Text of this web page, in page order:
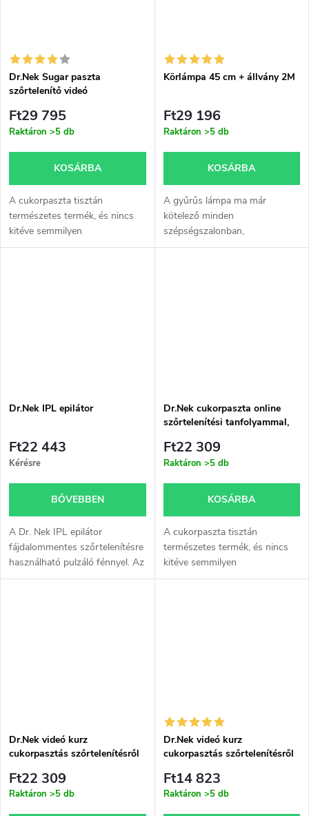
Dr.Nek Sugar paszta
szőrtelenítő videó
forgatókönyvekkel és
bizonyítvánnyal - nyomtatott
Ft29 795
Raktáron >5 db
KOSÁRBA
A cukorpaszta tisztán
természetes termék, és nincs
kitéve semmilyen
mellékhatásnak vagy allergiás
Körlámpa 45 cm + állvány 2M
Ft29 196
Raktáron >5 db
KOSÁRBA
A gyűrűs lámpa ma már
kötelező minden
szépségszalonban,
körömszalonban, vagy akár
Dr.Nek IPL epilátor
Ft22 443
Kérésre
BŐVEBBEN
A Dr. Nek IPL epilátor
fájdalommentes szőrtelenítésre
használható pulzáló fénnyel. Az
ismételt használat fokozatosan
Dr.Nek cukorpaszta online
szőrtelenítési tanfolyammal,
- online verzió
Ft22 309
Raktáron >5 db
KOSÁRBA
A cukorpaszta tisztán
természetes termék, és nincs
kitéve semmilyen
mellékhatásnak vagy allergiás
Dr.Nek videó kurz
cukorpasztás szőrtelenítésről
– nyomtatott verzió
Ft22 309
Raktáron >5 db
Dr.Nek videó kurz
cukorpasztás szőrtelenítésről
– online verzió
Ft14 823
Raktáron >5 db